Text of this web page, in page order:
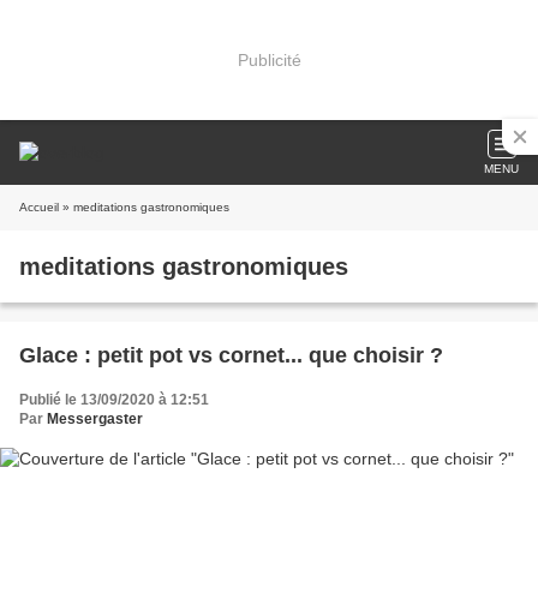
Publicité
MENU
Accueil » meditations gastronomiques
meditations gastronomiques
Glace : petit pot vs cornet... que choisir ?
Publié le 13/09/2020 à 12:51
Par Messergaster